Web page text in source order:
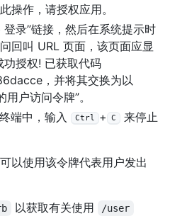
操作，请授权应用。
录”链接，然后在系统提示时
回叫 URL 页面，该页面应显
功授权! 已获取代码
，并将其交换为以
户访问令牌”。
端中，输入
Ctrl + C
来停止
以使用该令牌代表用户发出
以获取有关使用 /user